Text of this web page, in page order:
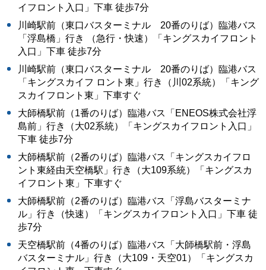
イフロント入口」下車 徒歩7分
川崎駅前（東口バスターミナル 20番のりば）臨港バス
「浮島橋」行き （急行・快速）「キングスカイフロント
入口」下車 徒歩7分
川崎駅前（東口バスターミナル 20番のりば）臨港バス
「キングスカイフ ロント東」行き（川02系統）「キング
スカイフロント東」下車すぐ
大師橋駅前（1番のりば）臨港バス「ENEOS株式会社浮
島前」行き（大02系統）「キングスカイフロント入口」
下車 徒歩7分
大師橋駅前（2番のりば）臨港バス「キングスカイフロ
ント東経由天空橋駅」行き（大109系統）「キングスカ
イフロント東」下車すぐ
大師橋駅前（2番のりば）臨港バス「浮島バスターミナ
ル」行き（快速）「キングスカイフロント入口」下車 徒
歩7分
天空橋駅前（4番のりば）臨港バス「大師橋駅前・浮島
バスターミナル」行き（大109・天空01）「キングスカ